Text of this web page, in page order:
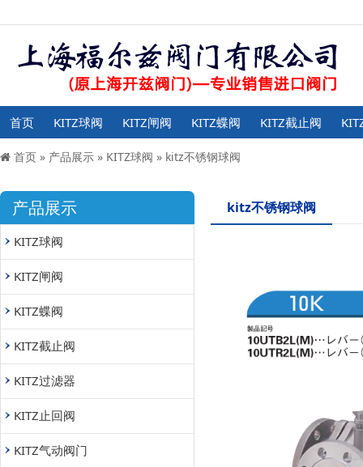
首页 KITZ球阀 KITZ闸阀 KITZ蝶阀 KITZ截止阀
首页 » 产品展示 » KITZ球阀 » kitz不锈钢球阀
产品展示
KITZ球阀
KITZ闸阀
KITZ蝶阀
KITZ截止阀
KITZ过滤器
KITZ止回阀
KITZ气动阀门
kitz不锈钢球阀